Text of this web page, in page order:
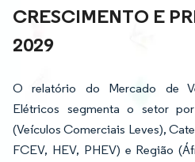
CRESCIMENTO E
2029
O relatório do Mercado de
Elétricos segmenta o setor
(Veículos Comerciais Leves),
FCEV, HEV, PHEV) e Região